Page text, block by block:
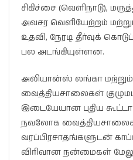
சிகிச்சை (வெளிநாடு),
அவசர வெளியேற்றம் மற்றும்
உதவி, நேரடி தீர்வுக்
பல அடங்கியுள்ளன.
அலியான்ஸ் லங்கா
வைத்தியசாலைகள்
இடையேயான புதிய
நவலோக
வரப்பிரசாதங்களுடன்
விரிவான நன்மைகள்